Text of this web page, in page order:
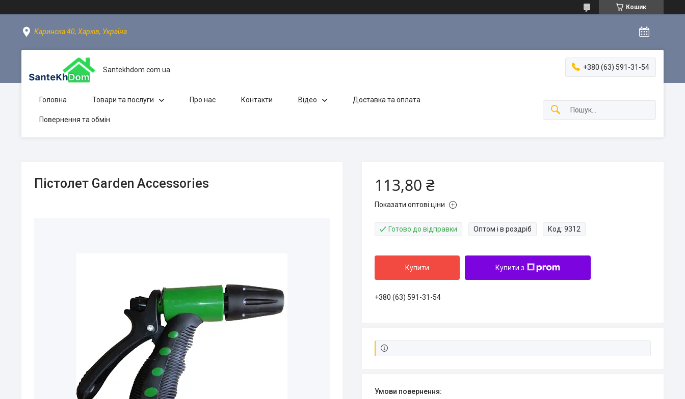
Кошик
Каринска 40, Харків, Україна
Santekhdom.com.ua +380 (63) 591-31-54
Головна Товари та послуги Про нас Контакти Відео Доставка та оплата
Повернення та обмін
Пістолет Garden Accessories 113,80 ₴
Показати оптові ціни
Готово до відправки Оптом і в роздріб Код: 9312
Купити Купити з
+380 (63) 591-31-54